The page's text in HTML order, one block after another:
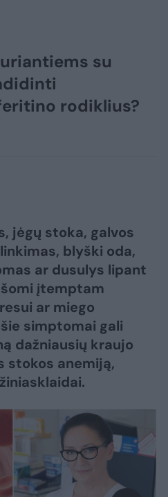
su
rodiklius?
jėgų stoka, galvos
blyški oda,
ar dusulys lipant
įtemptam
ar miego
simptomai gali
dažniausių kraujo
stokos anemiją,